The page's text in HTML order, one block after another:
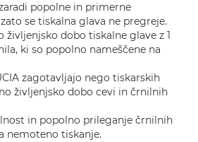
popolne in primerne
se tiskalna glava ne pregreje.
življenjsko dobo tiskalne glave z 1
ki so popolno nameščene na
zagotavljajo nego tiskarskih
življenjsko dobo cevi in črnilnih
in popolno prileganje črnilnih
nemoteno tiskanje.